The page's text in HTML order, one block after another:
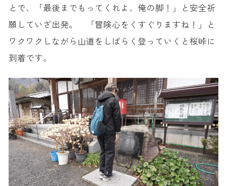
とで、「最後までもってくれよ、俺の脚！」と安全祈
願していざ出発。 「冒険心をくすぐりますね！」と
ワクワクしながら山道をしばらく登っていくと​​桜峠に
到着です。